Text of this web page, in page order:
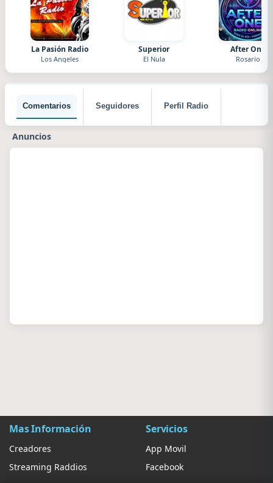
La Pasión Radio
Los Angeles
Superior
El Nula
After One
Rosario
Comentarios Seguidores Perfil Radio
Anuncios
Mas Información
Creadores
Streaming Raddios
Servicios
App Movil
Facebook